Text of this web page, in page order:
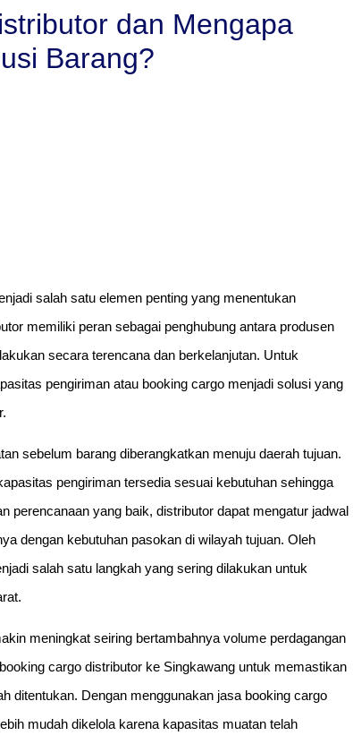
dan Mengapa
Barang?
salah satu elemen penting yang menentukan
memiliki peran sebagai penghubung antara produsen
secara terencana dan berkelanjutan. Untuk
pengiriman atau booking cargo menjadi solusi yang
sebelum barang diberangkatkan menuju daerah tujuan.
pengiriman tersedia sesuai kebutuhan sehingga
perencanaan yang baik, distributor dapat mengatur jadwal
dengan kebutuhan pasokan di wilayah tujuan. Oleh
salah satu langkah yang sering dilakukan untuk
meningkat seiring bertambahnya volume perdagangan
cargo distributor ke Singkawang untuk memastikan
ditentukan. Dengan menggunakan jasa booking cargo
mudah dikelola karena kapasitas muatan telah